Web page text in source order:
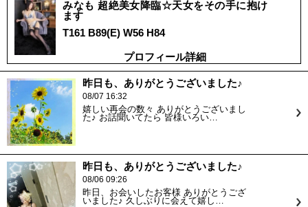
みなも 超絶美女降臨☆天女をその手に抱け
ます
T161 B89(E) W56 H84
プロフィール詳細
昨日も、ありがとうございました♪
08/07 16:32
嬉しい再会の数々 ありがとうございまし
た♪ お話聞いてたら 皆様いろい…
昨日も、ありがとうございました♪
08/06 09:26
昨日、お会いしたお客様 ありがとうござ
いました♪ 久しぶりに会えて嬉し…